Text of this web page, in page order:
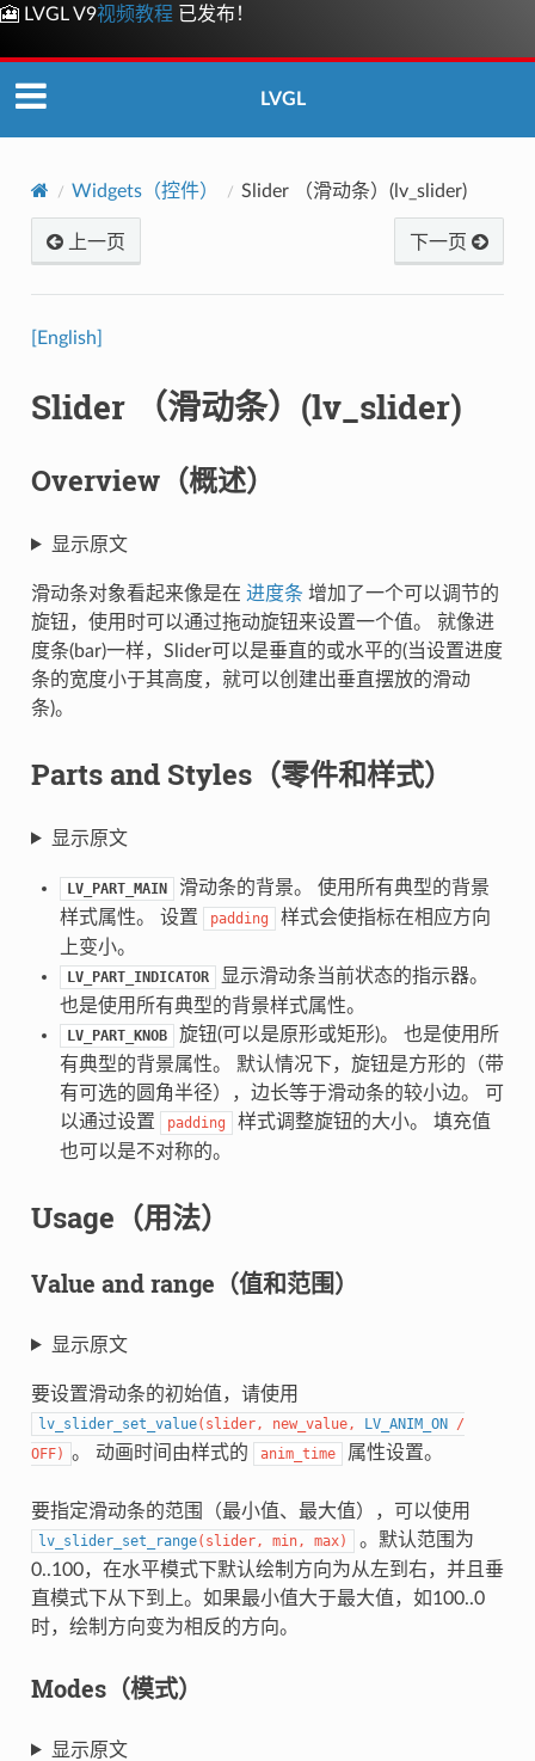
🎦 LVGL V9视频教程 已发布！
LVGL
Widgets（控件） Slider （滑动条）(lv_slider)
上一页 下一页
[English]
Slider （滑动条）(lv_slider)
Overview（概述）
显示原文
滑动条对象看起来像是在 进度条 增加了一个可以调节的
旋钮，使用时可以通过拖动旋钮来设置一个值。 就像进
度条(bar)一样，Slider可以是垂直的或水平的(当设置进度
条的宽度小于其高度，就可以创建出垂直摆放的滑动
条)。
Parts and Styles（零件和样式）
显示原文
LV_PART_MAIN
滑动条的背景。 使用所有典型的背景
样式属性。 设置
padding
样式会使指标在相应方向
上变小。
LV_PART_INDICATOR
显示滑动条当前状态的指示器。
也是使用所有典型的背景样式属性。
LV_PART_KNOB
旋钮(可以是原形或矩形)。 也是使用所
有典型的背景属性。 默认情况下，旋钮是方形的（带
有可选的圆角半径），边长等于滑动条的较小边。 可
以通过设置
padding
样式调整旋钮的大小。 填充值
也可以是不对称的。
Usage（用法）
Value and range（值和范围）
显示原文
要设置滑动条的初始值，请使用
lv_slider_set_value( slider, new_value, LV_ANIM_ON /
OFF) 。 动画时间由样式的 anim_time 属性设置。
要指定滑动条的范围（最小值、最大值），可以使用
lv_slider_set_range( slider, min, max)
。默认范围为
0..100，在水平模式下默认绘制方向为从左到右，并且垂
直模式下从下到上。如果最小值大于最大值，如100..0
时，绘制方向变为相反的方向。
Modes（模式）
显示原文